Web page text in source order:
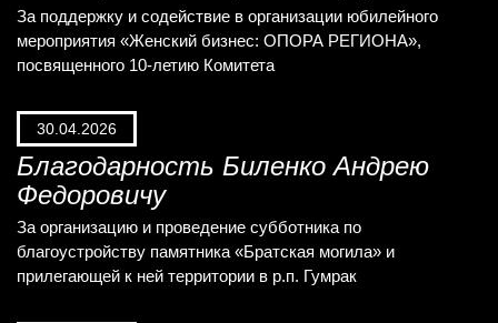
За поддержку и содействие в организации юбилейного
мероприятия «Женский бизнес: ОПОРА РЕГИОНА»,
посвященного 10-летию Комитета
30.04.2026
Благодарность Биленко Андрею
Федоровичу
За организацию и проведение субботника по
благоустройству памятника «Братская могила» и
прилегающей к ней территории в р.п. Гумрак